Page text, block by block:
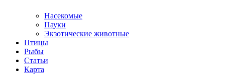
Насекомые
Пауки
Экзотические животные
Птицы
Рыбы
Статьи
Карта